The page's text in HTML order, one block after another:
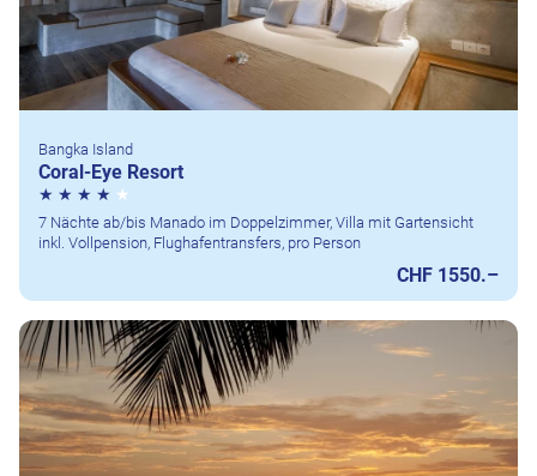
Bangka Island
Coral-Eye Resort
7 Nächte ab/bis Manado im Doppelzimmer, Villa mit Gartensicht
inkl. Vollpension, Flughafentransfers, pro Person
CHF 1550.–